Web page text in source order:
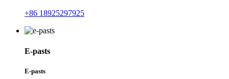
+86 18925297925
E-pasts
E-pasts